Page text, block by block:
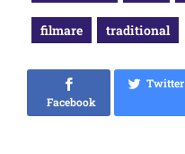
filmare traditional
Facebook
Twitter